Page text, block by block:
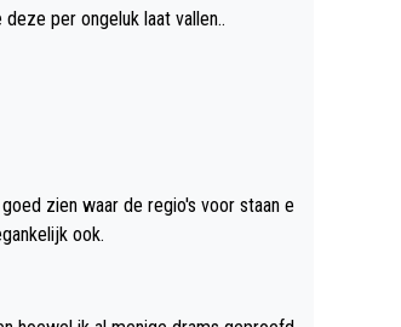
per ongeluk laat vallen..
zien waar de regio's voor staan e
ook.